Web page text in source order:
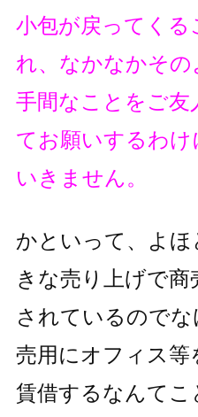
小包が戻ってくる
れ、なかなかその
手間なことをご友
てお願いするわけ
いきません。
かといって、よ
きな売り上げで商
されているので
売用にオフィス等
賃借するなんて